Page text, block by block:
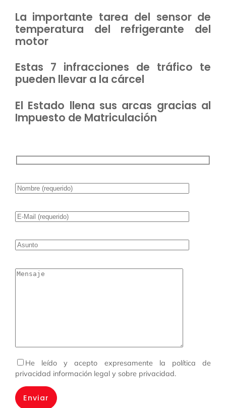
La importante tarea del sensor de
temperatura del refrigerante del
motor
Estas 7 infracciones de tráfico te
pueden llevar a la cárcel
El Estado llena sus arcas gracias al
Impuesto de Matriculación
He leído y acepto expresamente la política de
privacidad información legal y sobre privacidad.